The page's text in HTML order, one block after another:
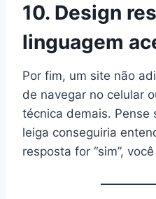
10. Design
linguagem
Por fim, um site não
de navegar no celular
técnica demais. Pense
leiga conseguiria
resposta for “sim”,